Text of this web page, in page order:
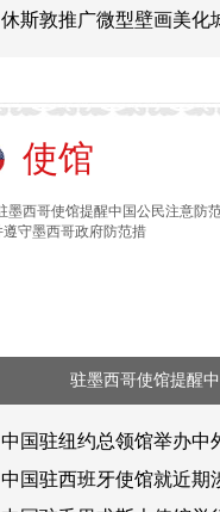
休斯敦推广微型壁画美化
使馆
驻墨西哥使馆提醒中
中国驻纽约总领馆举办中
中国驻西班牙使馆就近期